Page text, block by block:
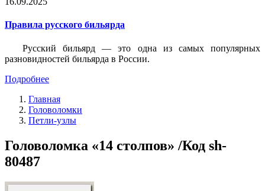
Правила русского бильярда
Русский бильярд — это одна из самых популярных
разновидностей бильярда в России.
Подробнее
Главная
Головоломки
Петли-узлы
Головоломка «14 столпов» /Код sh-
80487